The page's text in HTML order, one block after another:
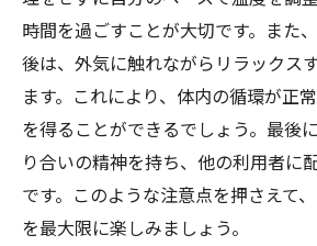
時間を過ごすことが大切です。また
後は、外気に触れながらリラックス
ます。これにより、体内の循環が正
を得ることができるでしょう。最後
り合いの精神を持ち、他の利用者に
です。このような注意点を押さえて
を最大限に楽しみましょう。